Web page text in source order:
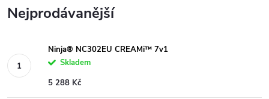
Nejprodávanější
Ninja® NC302EU CREAMi™ 7v1
Skladem
5 288 Kč